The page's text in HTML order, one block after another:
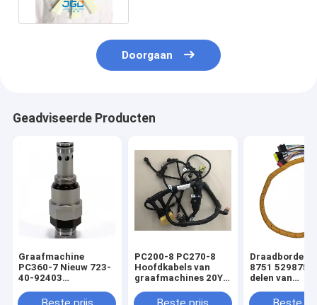
Doorgaan
Geadviseerde Producten
Graafmachine
PC360-7 Nieuw 723-
40-92403
PC200-8 PC270-8
Hoofdkabels van
graafmachines 20Y-
elektrische
Draadborden
8751 5298751
delen van
330GC 320GC